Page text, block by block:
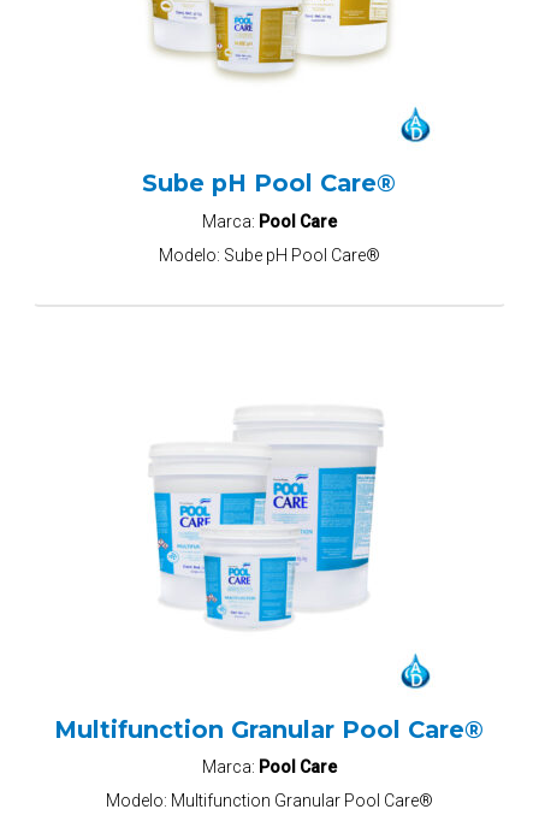
Sube pH Pool Care®
Marca: Pool Care
Modelo: Sube pH Pool Care®
Multifunction Granular Pool Care®
Marca: Pool Care
Modelo: Multifunction Granular Pool Care®